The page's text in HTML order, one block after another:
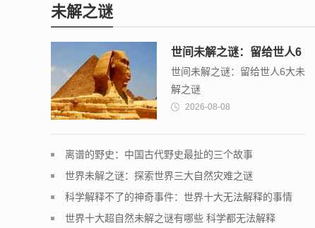
未解之谜
世间未解之谜：留给世人6
大未解之谜
世间未解之谜：留给世人6大未
解之谜
2026-08-08
离谱的野史：中国古代野史最扯的三个故事
世界未解之谜：探索世界三大自然灾难之谜
科学解释不了的神奇事件：世界十大无法解释的事情
世界十大超自然未解之谜有哪些 科学都无法解释